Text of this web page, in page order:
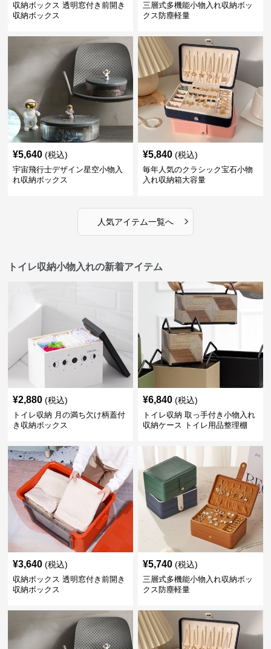
収納ボックス 透明窓付き前開き
収納ボックス
三層式多機能小物入れ収納ボッ
クス防塵軽量
¥5,640 (税込)
宇宙飛行士デザイン星空小物入
れ収納ボックス
¥5,840 (税込)
毎年人気のクラシック宝石小物
入れ収納箱大容量
人気アイテム一覧へ ›
トイレ収納小物入れの新着アイテム
¥2,880 (税込)
トイレ収納 月の満ち欠け柄蓋付
き収納ボックス
¥6,840 (税込)
トイレ収納 取っ手付き小物入れ
収納ケース トイレ用品整理棚
¥3,640 (税込)
収納ボックス 透明窓付き前開き
収納ボックス
¥5,740 (税込)
三層式多機能小物入れ収納ボッ
クス防塵軽量